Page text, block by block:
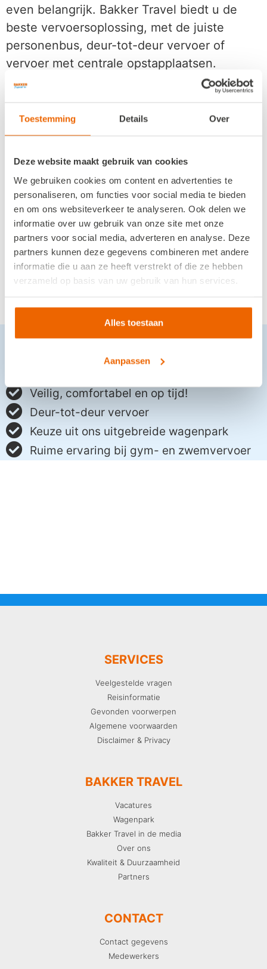
Toestemming Details Over
Deze website maakt gebruik van cookies
We gebruiken cookies om content en advertenties te
personaliseren, om functies voor social media te bieden
en om ons websiteverkeer te analyseren. Ook delen we
informatie over uw gebruik van onze site met onze
partners voor social media, adverteren en analyse. Deze
partners kunnen deze gegevens combineren met andere
informatie die u aan ze heeft verstrekt of die ze hebben
verzameld op basis van uw gebruik van hun services.
Alles toestaan
Aanpassen
even belangrijk. Bakker Travel biedt u de
beste vervoersoplossing, met de juiste
personenbus, deur-tot-deur vervoer of
vervoer met centrale opstapplaatsen.
gymzaal of BSO
Ook de dagelijkse of wekelijkse schoolrit
vervoer zijn bij ons mogelijk. Hierbij zetten
wij passend vervoer in zoals: minibus,
touringcarbus of rolstoelbus.
Voordelen
schoolvervoer
Veilig, comfortabel en op tijd!
Deur-tot-deur vervoer
Keuze uit ons uitgebreide wagenpark
Ruime ervaring bij gym- en zwemvervoer
SERVICES
Veelgestelde vragen
Reisinformatie
Gevonden voorwerpen
Algemene voorwaarden
Disclaimer & Privacy
BAKKER TRAVEL
Vacatures
Wagenpark
Bakker Travel in de media
Over ons
Kwaliteit & Duurzaamheid
Partners
CONTACT
Contact gegevens
Medewerkers